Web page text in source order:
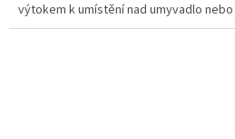
výtokem k umístění nad umyvadlo